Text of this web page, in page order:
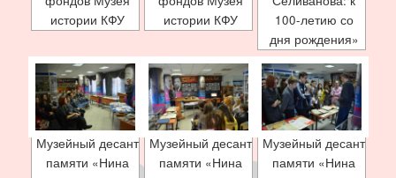
истории КФУ
истории КФУ
100-летию со
дня рождения»
Музейный десант
памяти «Нина
Музейный десант
памяти «Нина
Музейный десант
памяти «Нина